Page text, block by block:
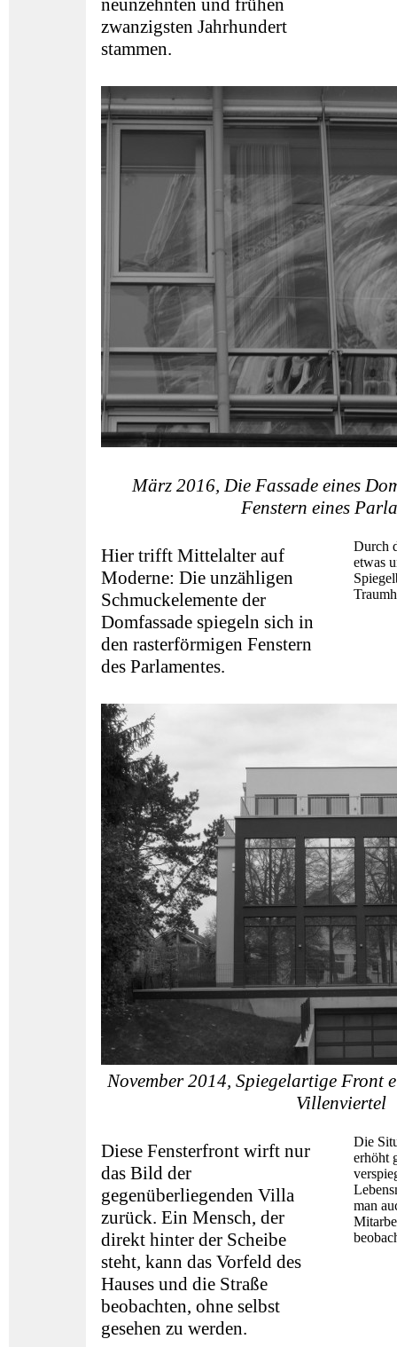
neunzehnten und frühen
zwanzigsten Jahrhundert
stammen.
März 2016, Die Fassade eines
Fenstern eines
Hier trifft Mittelalter auf
Moderne: Die unzähligen
Schmuckelemente der
Domfassade spiegeln sich in
den rasterförmigen Fenstern
des Parlamentes.
Durch
etwas
November 2014, Spiegelartige Front
Villenviertel
Diese Fensterfront wirft nur
das Bild der
gegenüberliegenden Villa
zurück. Ein Mensch, der
direkt hinter der Scheibe
steht, kann das Vorfeld des
Hauses und die Straße
beobachten, ohne selbst
gesehen zu werden.
Die
erhöht
man